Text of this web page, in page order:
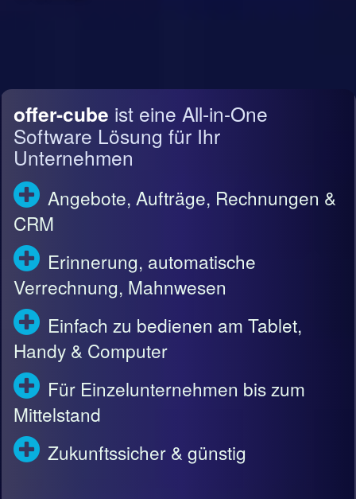
offer-cube ist eine All-in-One
Software Lösung für Ihr
Unternehmen
Angebote, Aufträge, Rechnungen &
CRM
Erinnerung, automatische
Verrechnung, Mahnwesen
Einfach zu bedienen am Tablet,
Handy & Computer
Für Einzelunternehmen bis zum
Mittelstand
Zukunftssicher & günstig